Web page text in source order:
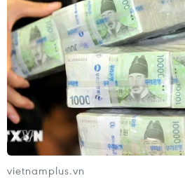
vietnamplus.vn